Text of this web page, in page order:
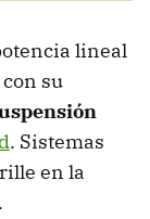
lineal
su
. Sistemas
en la